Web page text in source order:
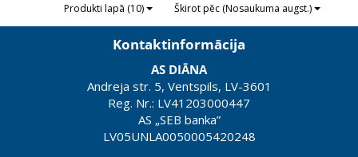
Produkti lapā (10) Škirot pēc (Nosaukuma augst.)
Kontaktinformācija
AS DIĀNA
Andreja str. 5, Ventspils, LV-3601
Reg. Nr.: LV41203000447
AS „SEB banka”
LV05UNLA0050005420248